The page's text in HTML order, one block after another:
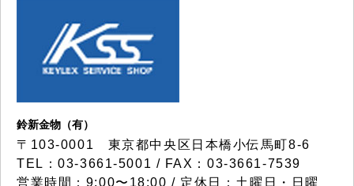
鈴新金物（有）
〒103-0001 東京都中央区日本橋小伝馬町8-6
TEL：03-3661-5001 / FAX：03-3661-7539
営業時間：9:00〜18:00 / 定休日：土曜日・日曜